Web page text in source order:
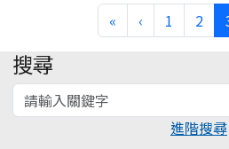
« ‹ 1 2
:::
搜尋
進階搜尋